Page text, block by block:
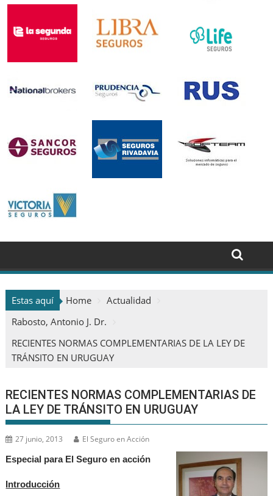
Estas aquí Home
Actualidad
Rabosto, Antonio J. Dr.
RECIENTES NORMAS COMPLEMENTARIAS DE LA LEY DE
TRÁNSITO EN URUGUAY
RECIENTES NORMAS COMPLEMENTARIAS DE
LA LEY DE TRÁNSITO EN URUGUAY
27 junio, 2013
El Seguro en Acción
Especial para El Seguro en acción
Introducción